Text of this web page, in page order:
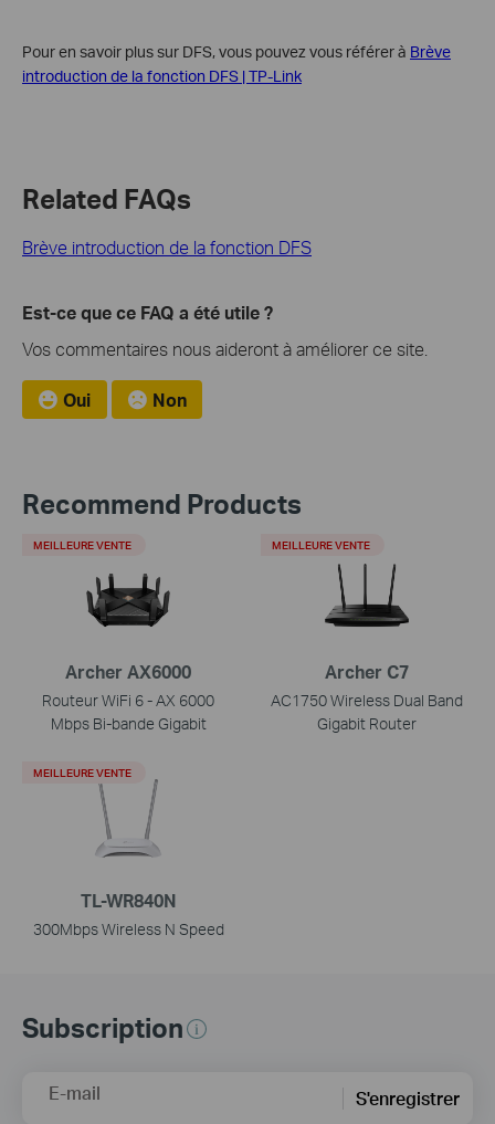
Pour en savoir plus sur DFS, vous pouvez vous référer à Brève
introduction de la fonction DFS | TP-Link
Related FAQs
Brève introduction de la fonction DFS
Est-ce que ce FAQ a été utile ?
Vos commentaires nous aideront à améliorer ce site.
Oui Non
Recommend Products
Archer AX6000
Routeur WiFi 6 - AX 6000
Mbps Bi-bande Gigabit
MEILLEURE VENTE
Archer C7
AC1750 Wireless Dual Band
Gigabit Router
MEILLEURE VENTE
TL-WR840N
300Mbps Wireless N Speed
MEILLEURE VENTE
Subscription
E-mail S'enregistrer